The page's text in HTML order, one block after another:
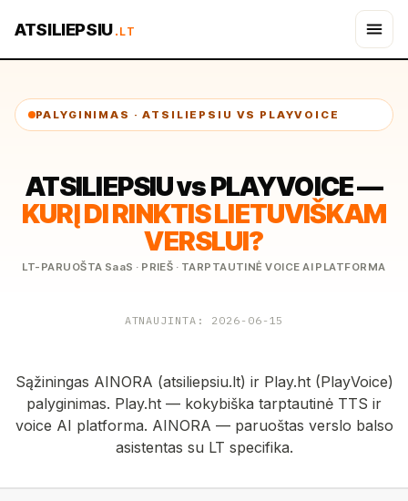
ATSILIEPSIU.LT
PALYGINIMAS · ATSILIEPSIU VS PLAYVOICE
ATSILIEPSIU vs PLAYVOICE —
KURĮ DI RINKTIS LIETUVIŠKAM
VERSLUI?
LT-PARUOŠTA SaaS · PRIEŠ · TARPTAUTINĖ VOICE AI PLATFORMA
ATNAUJINTA: 2026-06-15
Sąžiningas AINORA (atsiliepsiu.lt) ir Play.ht (PlayVoice)
palyginimas. Play.ht — kokybiška tarptautinė TTS ir
voice AI platforma. AINORA — paruoštas verslo balso
asistentas su LT specifika.